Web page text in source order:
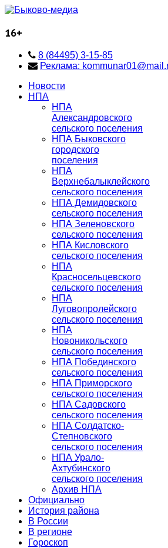
16+
8 (84495) 3-15-85
Реклама:
Новости
НПА
НПА
Александровского
сельского поселения
НПА Быковского
городского
поселения
НПА
Верхнебалыклейского
сельского поселения
НПА Демидовского
сельского поселения
НПА Зеленовского
сельского поселения
НПА Кисловского
сельского поселения
НПА
Красносельцевского
сельского поселения
НПА
Луговопролейского
сельского поселения
НПА
Новоникольского
сельского поселения
НПА Побединского
сельского поселения
НПА Приморского
сельского поселения
НПА Садовского
сельского поселения
НПА Солдатско-
Степновского
сельского поселения
НПА Урало-
Ахтубинского
сельского поселения
Архив НПА
Официально
История района
В России
В регионе
Гороскоп